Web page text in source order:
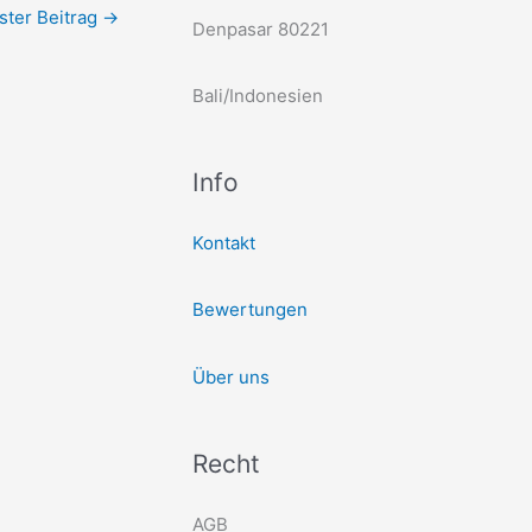
Beitrag →
Denpasar 80221
Bali/Indonesien
Info
Kontakt
Bewertungen
Über uns
Recht
AGB